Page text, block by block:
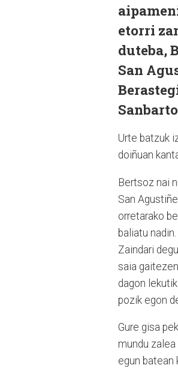
etorri
duteba,
San
Urte batzuk
doiñuan
Bertsoz nai
San
orretarako
baliatu nadin.
Zaindari
saia
dagon
pozik egon
Gure gisa
mundu zalea
egun batean